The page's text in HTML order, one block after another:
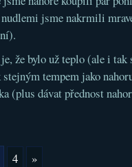
jsme nakrmili
že bylo už teplo (ale i
tempem jako
(plus dávat přednost
4 »